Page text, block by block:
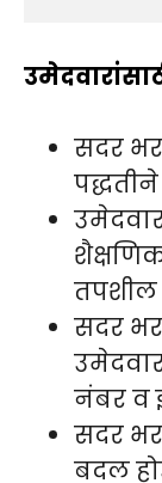
सदर
तपशील
सदर
नंबर व
सदर
बदल